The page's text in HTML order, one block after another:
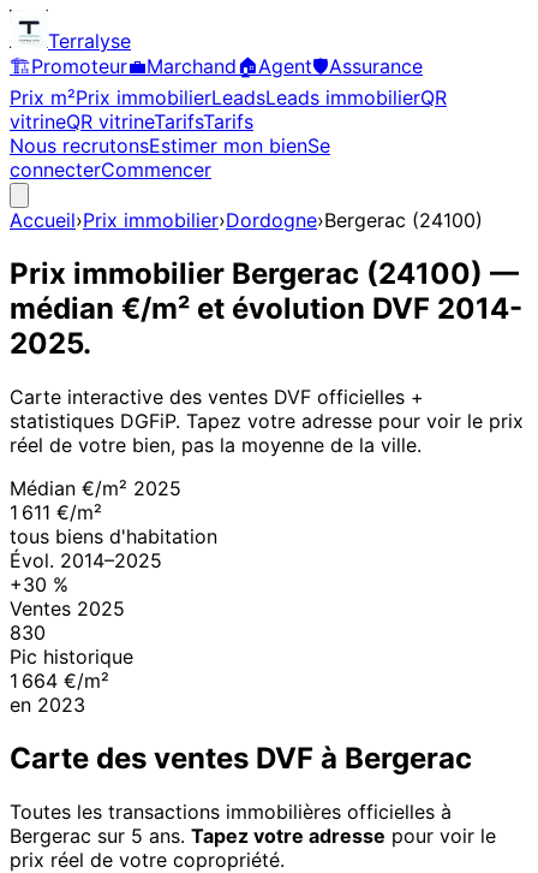
Terralyse
🏗️Promoteur💼Marchand🏠Agent🛡️Assurance
Prix m²Prix immobilierLeadsLeads immobilierQR
vitrineQR vitrineTarifsTarifs
Nous recrutonsEstimer mon bienSe
connecterCommencer
Accueil›Prix immobilier›Dordogne›Bergerac (24100)
Prix immobilier Bergerac (24100) —
médian €/m² et évolution DVF 2014-
2025.
Carte interactive des ventes DVF officielles +
statistiques DGFiP. Tapez votre adresse pour voir le prix
réel de votre bien, pas la moyenne de la ville.
Médian €/m² 2025
1 611 €/m²
tous biens d'habitation
Évol. 2014–2025
+30 %
Ventes 2025
830
Pic historique
1 664 €/m²
en 2023
Carte des ventes DVF à Bergerac
Toutes les transactions immobilières officielles à
Bergerac sur 5 ans. Tapez votre adresse pour voir le
prix réel de votre copropriété.